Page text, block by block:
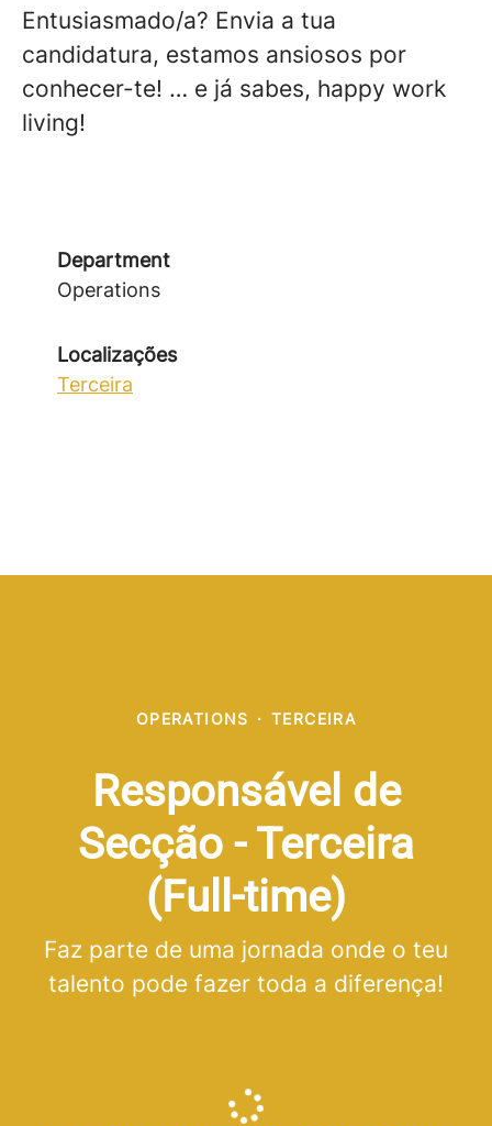
Entusiasmado/a? Envia a tua
candidatura, estamos ansiosos por
conhecer-te! … e já sabes, happy work
living!
Department
Operations
Localizações
Terceira
OPERATIONS · TERCEIRA
Responsável de
Secção - Terceira
(Full-time)
Faz parte de uma jornada onde o teu
talento pode fazer toda a diferença!